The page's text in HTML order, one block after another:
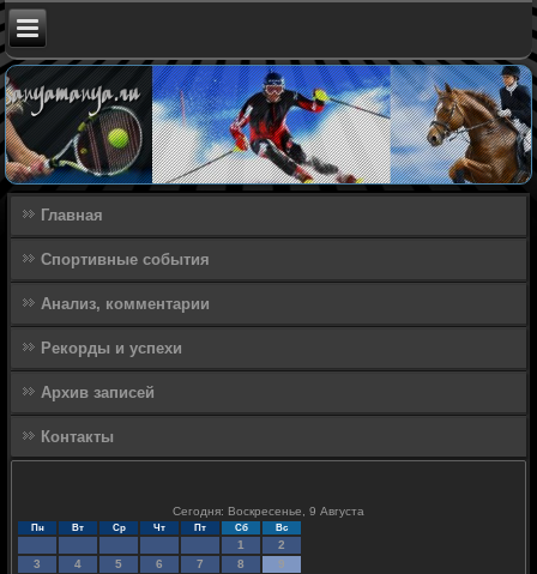
Главная
Спортивные события
Анализ, комментарии
Рекорды и успехи
Архив записей
Контакты
Сегодня: Воскресенье, 9 Августа
Пн Вт Ср Чт Пт Сб Вс
1
2
3
4 5 6 7 8
9